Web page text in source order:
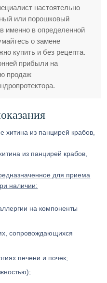
настоятельно
или порошковый
именно в определенной
о замене
купить и без рецепта.
прибыли на
продаж
из панцирей крабов,
для приема
наличии:
на компоненты
сопровождающихся
печени и почек;